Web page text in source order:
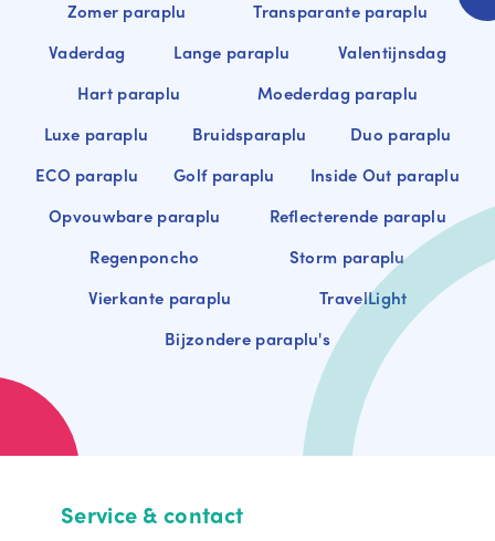
Zomer paraplu
Transparante paraplu
Vaderdag
Lange paraplu
Valentijnsdag
Hart paraplu
Moederdag paraplu
Luxe paraplu
Bruidsparaplu
Duo paraplu
ECO paraplu
Golf paraplu
Inside Out paraplu
Opvouwbare paraplu
Reflecterende paraplu
Regenponcho
Storm paraplu
Vierkante paraplu
TravelLight
Bijzondere paraplu's
Service & contact